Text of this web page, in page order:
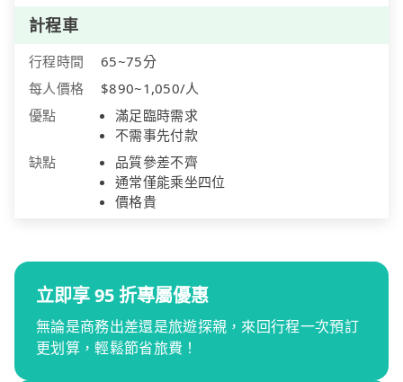
計程車
行程時間
65~75分
每人價格
$890~1,050/人
優點
滿足臨時需求
不需事先付款
缺點
品質參差不齊
通常僅能乘坐四位
價格貴
立即享 95 折專屬優惠
無論是商務出差還是旅遊探親，來回行程一次預訂
更划算，輕鬆節省旅費！